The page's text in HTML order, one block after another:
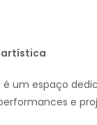
artística
é um espaço
e